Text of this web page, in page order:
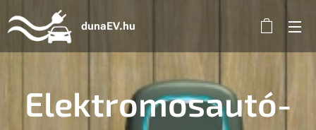
dunaEV.hu
Elektromosautó-